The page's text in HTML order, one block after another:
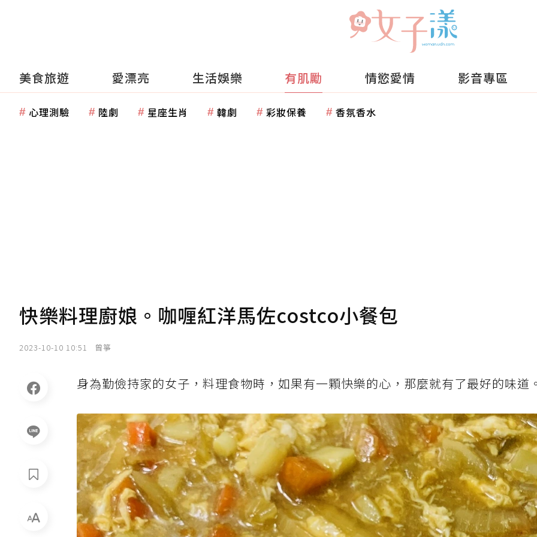
美食旅遊 愛漂亮 生活娛樂 有肌勵 情慾愛情 影音專區
心理測驗 陸劇 星座生肖 韓劇 彩妝保養 香氛香水
快樂料理廚娘。咖喱紅洋馬佐costco小餐包
2023-10-10 10:51 曾箏
身為勤儉持家的女子，料理食物時，如果有一顆快樂的心，那麼就有了最好的味道